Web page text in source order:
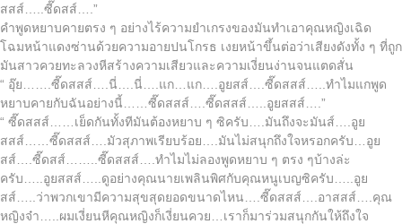
สสส์…..ซี๊ดสส์….”
คำพูดหยาบคายตรง ๆ อย่างไร้ความยำเกรงของมันทำเอาคุณหญิงเฉิด
โฉมหน้าแดงซ่านด้วยความอายปนโกรธ เงยหน้าขึ้นต่อว่าเสียงดังทั้ง ๆ ที่ถูก
มันสาวควยทะลวงหีสร้างความเสียวและความเงี่ยนง่านจนแตดสั่น
“ อุ๊ย…….ซี๊ดสสส์….นี่….นี่….แก…แก….อูยสส์….ซี๊ดสสส์…..ทำไมแกพูด
หยาบคายกับฉันอย่างนี้……ซี๊ดสสส์….ซี๊ดสสส์…..อูยสสส์….”
“ ซี๊ดสสส์……เย็ดกันทั้งทีมันต้องหยาบ ๆ ซิครับ….มันถึงจะมันส์….อูย
สสส์……ซี๊ดสสส์….มัวสุภาพเรียบร้อย….มันไม่สนุกถึงใจหรอกครับ…อูย
สส์….ซี๊ดสส์……..ซี๊ดสสส์….ทำไมไม่ลองพูดหยาบ ๆ ตรง ๆบ้างล่ะ
ครับ…..อูยสสส์…..ดูอย่างคุณนายเพลินพิศกับคุณหนูเบญซิครับ…..อูย
สส์…..ว่าพวกเขามีความสุขสุดยอดขนาดไหน….ซี๊ดสสส์….อาสสส์….คุณ
หญิงจ๋า…..ผมเงี่ยนหีคุณหญิงก็เงี่ยนควย…เราก็มาร่วมสนุกกันให้ถึงใจ